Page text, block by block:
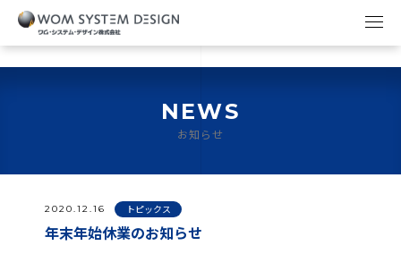
NEWS
お知らせ
2020.12.16 トピックス
年末年始休業のお知らせ